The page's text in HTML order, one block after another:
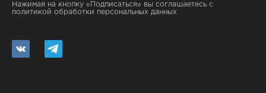
Нажимая на кнопку «Подписаться» вы соглашаетесь с
политикой обработки персональных данных